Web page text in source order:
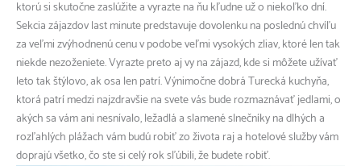
ktorú si skutočne zaslúžite a vyrazte na ňu kľudne už o niekoľko dní.
Sekcia zájazdov last minute predstavuje dovolenku na poslednú chvíľu
za veľmi zvýhodnenú cenu v podobe veľmi vysokých zliav, ktoré len tak
niekde nezoženiete. Vyrazte preto aj vy na zájazd, kde si môžete užívať
leto tak štýlovo, ak osa len patrí. Výnimočne dobrá Turecká kuchyňa,
ktorá patrí medzi najzdravšie na svete vás bude rozmaznávať jedlami, o
akých sa vám ani nesnívalo, ležadlá a slamené slnečníky na dlhých a
rozľahlých plážach vám budú robiť zo života raj a hotelové služby vám
doprajú všetko, čo ste si celý rok sľúbili, že budete robiť.